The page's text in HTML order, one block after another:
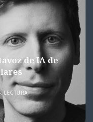
de IA de
LECTURA